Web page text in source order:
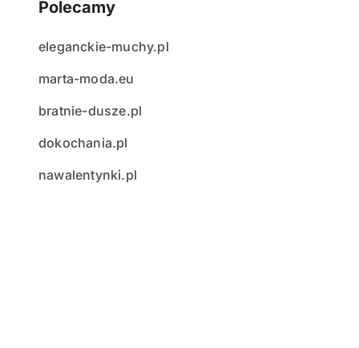
Polecamy
eleganckie-muchy.pl
marta-moda.eu
bratnie-dusze.pl
dokochania.pl
nawalentynki.pl